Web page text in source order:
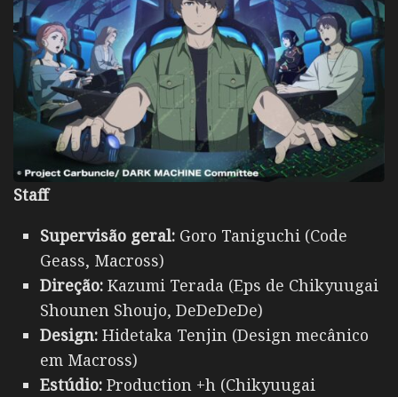
Staff
Supervisão geral: Goro Taniguchi (Code
Geass, Macross)
Direção: Kazumi Terada (Eps de Chikyuugai
Shounen Shoujo, DeDeDeDe)
Design: Hidetaka Tenjin (Design mecânico
em Macross)
Estúdio: Production +h (Chikyuugai